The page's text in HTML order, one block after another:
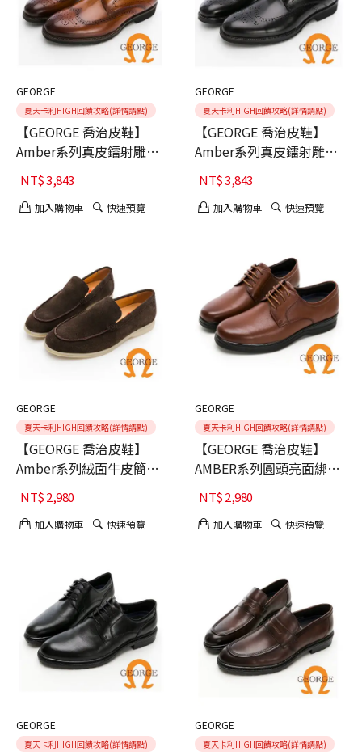
GEORGE
夏天卡利HIGH回饋攻略(詳情請點)
【GEORGE 喬治皮鞋】
Amber系列真皮鐳射雕花
綁帶紳士鞋-棕40
NT$3,843
加入購物車 快速預覽
GEORGE
夏天卡利HIGH回饋攻略(詳情請點)
【GEORGE 喬治皮鞋】
Amber系列真皮鐳射雕花
綁帶紳士鞋-黑40
NT$3,843
加入購物車 快速預覽
GEORGE
夏天卡利HIGH回饋攻略(詳情請點)
【GEORGE 喬治皮鞋】
Amber系列絨面牛皮簡約
薄底樂福鞋-咖40
NT$2,980
加入購物車 快速預覽
GEORGE
夏天卡利HIGH回饋攻略(詳情請點)
【GEORGE 喬治皮鞋】
AMBER系列圓頭亮面綁帶
微空調氣墊鞋-棕色41
NT$2,980
加入購物車 快速預覽
GEORGE
夏天卡利HIGH回饋攻略(詳情請點)
GEORGE
夏天卡利HIGH回饋攻略(詳情請點)